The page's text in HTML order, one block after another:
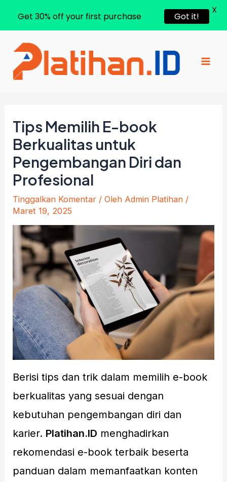
konten
Tips Memilih E-book
Berkualitas untuk
Pengembangan Diri dan
Profesional
Tinggalkan Komentar / Oleh Admin Platihan /
Maret 19, 2025
Berisi tips dan trik dalam memilih e-book
berkualitas yang sesuai dengan
kebutuhan pengembangan diri dan
karier. Platihan.ID menghadirkan
rekomendasi e-book terbaik beserta
panduan dalam memanfaatkan konten
Get 30% off your first purchase Got it!
X